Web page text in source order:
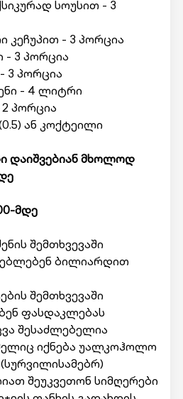
სოუსით - 3
- 3 პორცია
- 3 პორცია
3 პორცია
- 4 ლიტრი
პორცია
ან კოქტეილი
დაიშვებიან მხოლოდ
მდე
შემთხვევაში
ბილიარდით
შემთხვევაში
ფასდაკლებას
შესაძლებელია
იქნება უალკოჰოლო
შეუკვეთონ სიმღერები